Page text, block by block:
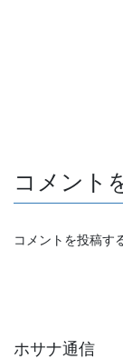
コメント
コメントを投稿す
ホサナ通信